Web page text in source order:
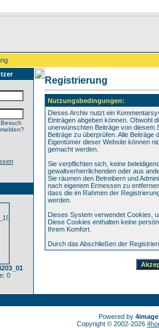
0
Registrierung
Nutzungsbedingungen:
Dieses Archiv nutzt ein
Einträgen abgeben können. Obwohl
unerwünschten Beiträge von diesem
Beiträge zu überprüfen. Alle Beiträge
Eigentümer dieser Website können
gemacht werden.
Sie verpflichten sich, keine
gewaltverherrlichenden oder aus
Sie räumen den Betreibern und
nach eigenem Ermessen zu
dass die im Rahmen der
werden.
Dieses System verwendet Cookies,
Diese Cookies enthalten keine
Ihrem Komfort.
Durch das Abschließen der
Powered by
Copyright © 2002-2026